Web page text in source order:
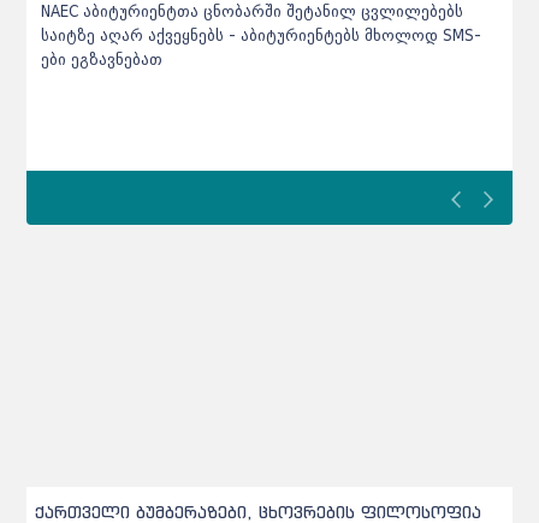
ინფორმაცია, რომელ უნივერსიტეტს, რამდენი ადგილი
აქვს ამა თუ პროგრამაზე
ქართველი ბუმბერაზები, ცხოვრების ფილოსოფია